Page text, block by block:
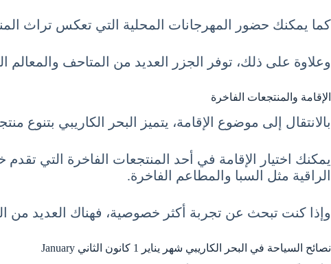
كما يمكنك حضور المهرجانات المحلية التي تعكس تراث
وعلاوة على ذلك، توفر الجزر العديد من المتاحف والمعالم
الإقامة والمنتجعات الفاخرة
بالانتقال إلى موضوع الإقامة، يتميز البحر الكاريبي بتنوع
يمكنك اختيار الإقامة في أحد المنتجعات الفاخرة التي
الراقية مثل السبا والمطاعم الفاخرة.
وإذا كنت تبحث عن تجربة أكثر خصوصية، فهناك العديد من
نصائح السياحة في البحر الكاريبي شهر يناير 1 كانون الثاني January